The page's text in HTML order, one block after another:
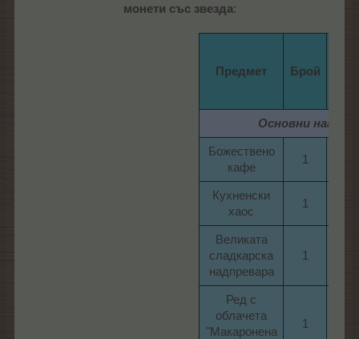
монети със звезда:​
Предмет Брой
Основни
Божествено
кафе​
1​
Кухненски
хаос​
1​
Великата
сладкарска
надпревара​
1​
Ред с
облачета
"Макаронена
1​